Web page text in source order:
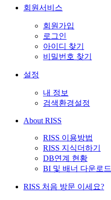
회원서비스
회원가입
로그인
아이디 찾기
비밀번호 찾기
설정
내 정보
검색환경설정
About RISS
RISS 이용방법
RISS 지식더하기
DB연계 현황
BI 및 배너 다운로드
RISS 처음 방문 이세요?